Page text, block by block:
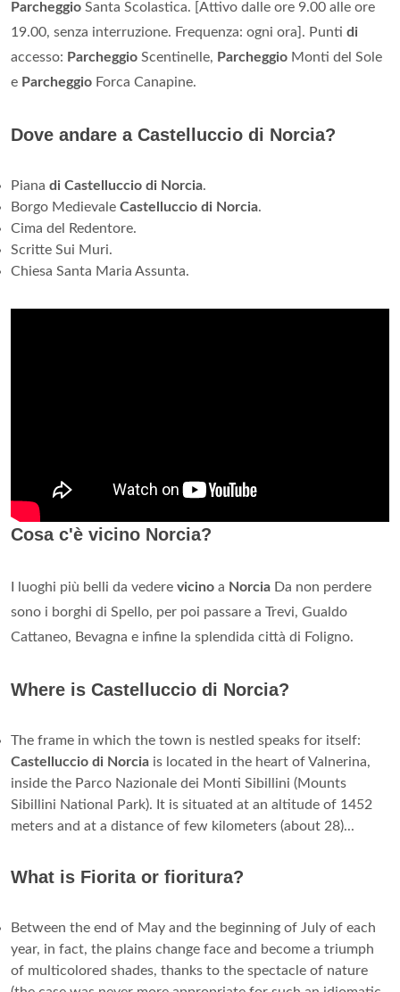
Parcheggio Santa Scolastica. [Attivo dalle ore 9.00 alle ore
19.00, senza interruzione. Frequenza: ogni ora]. Punti di
accesso: Parcheggio Scentinelle, Parcheggio Monti del Sole
e Parcheggio Forca Canapine.
Dove andare a Castelluccio di Norcia?
Piana di Castelluccio di Norcia.
Borgo Medievale Castelluccio di Norcia.
Cima del Redentore.
Scritte Sui Muri.
Chiesa Santa Maria Assunta.
Cosa c'è vicino Norcia?
I luoghi più belli da vedere vicino a Norcia Da non perdere
sono i borghi di Spello, per poi passare a Trevi, Gualdo
Cattaneo, Bevagna e infine la splendida città di Foligno.
Where is Castelluccio di Norcia?
The frame in which the town is nestled speaks for itself:
Castelluccio di Norcia is located in the heart of Valnerina,
inside the Parco Nazionale dei Monti Sibillini (Mounts
Sibillini National Park). It is situated at an altitude of 1452
meters and at a distance of few kilometers (about 28)...
What is Fiorita or fioritura?
Between the end of May and the beginning of July of each
year, in fact, the plains change face and become a triumph
of multicolored shades, thanks to the spectacle of nature